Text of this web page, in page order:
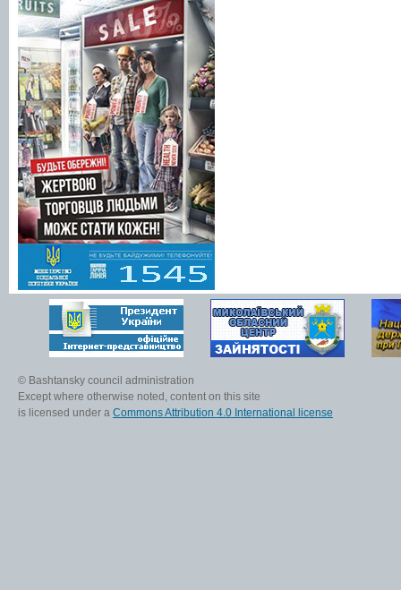
© Bashtansky council administration
Except where otherwise noted, content on this site
is licensed under a Commons Attribution 4.0 International license